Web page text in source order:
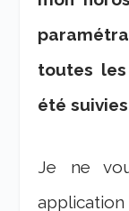
toutes
été
Je ne
application